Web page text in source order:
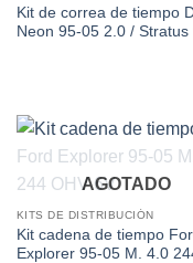
Kit de correa de tiempo
Neon 95-05 2.0 / Stratus
AGOTADO
KITS DE DISTRIBUCIÓN
Kit cadena de tiempo
Explorer 95-05 M. 4.0